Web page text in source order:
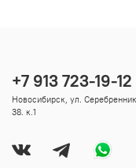
+7 913 723-19-12
Новосибирск, ул.
38. к.1